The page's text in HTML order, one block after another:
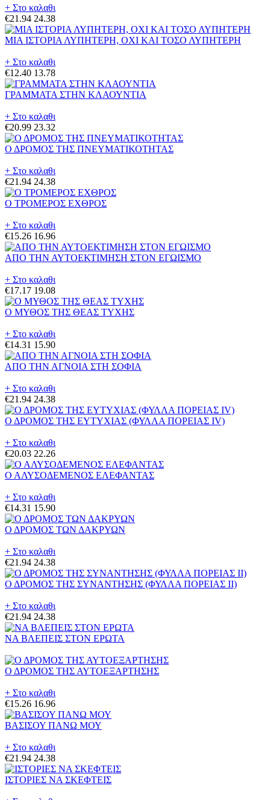
+ Στο καλαθι
€21.94 24.38
ΜΙΑ ΙΣΤΟΡΙΑ ΛΥΠΗΤΕΡΗ, ΟΧΙ ΚΑΙ ΤΟΣΟ ΛΥΠΗΤΕΡΗ
+ Στο καλαθι
€12.40 13.78
ΓΡΑΜΜΑΤΑ ΣΤΗΝ ΚΛΑΟΥΝΤΙΑ
+ Στο καλαθι
€20.99 23.32
Ο ΔΡΟΜΟΣ ΤΗΣ ΠΝΕΥΜΑΤΙΚΟΤΗΤΑΣ
+ Στο καλαθι
€21.94 24.38
Ο ΤΡΟΜΕΡΟΣ ΕΧΘΡΟΣ
+ Στο καλαθι
€15.26 16.96
ΑΠΟ ΤΗΝ ΑΥΤΟΕΚΤΙΜΗΣΗ ΣΤΟΝ ΕΓΩΙΣΜΟ
+ Στο καλαθι
€17.17 19.08
Ο ΜΥΘΟΣ ΤΗΣ ΘΕΑΣ ΤΥΧΗΣ
+ Στο καλαθι
€14.31 15.90
ΑΠΟ ΤΗΝ ΑΓΝΟΙΑ ΣΤΗ ΣΟΦΙΑ
+ Στο καλαθι
€21.94 24.38
Ο ΔΡΟΜΟΣ ΤΗΣ ΕΥΤΥΧΙΑΣ (ΦΥΛΛΑ ΠΟΡΕΙΑΣ IV)
+ Στο καλαθι
€20.03 22.26
Ο ΑΛΥΣΟΔΕΜΕΝΟΣ ΕΛΕΦΑΝΤΑΣ
+ Στο καλαθι
€14.31 15.90
Ο ΔΡΟΜΟΣ ΤΩΝ ΔΑΚΡΥΩΝ
+ Στο καλαθι
€21.94 24.38
Ο ΔΡΟΜΟΣ ΤΗΣ ΣΥΝΑΝΤΗΣΗΣ (ΦΥΛΛΑ ΠΟΡΕΙΑΣ II)
+ Στο καλαθι
€21.94 24.38
ΝΑ ΒΛΕΠΕΙΣ ΣΤΟΝ ΕΡΩΤΑ
Ο ΔΡΟΜΟΣ ΤΗΣ ΑΥΤΟΕΞΑΡΤΗΣΗΣ
+ Στο καλαθι
€15.26 16.96
ΒΑΣΙΣΟΥ ΠΑΝΩ ΜΟΥ
+ Στο καλαθι
€21.94 24.38
ΙΣΤΟΡΙΕΣ ΝΑ ΣΚΕΦΤΕΙΣ